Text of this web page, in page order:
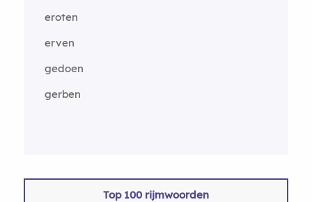
eroten
erven
gedoen
gerben
Top 100 rijmwoorden